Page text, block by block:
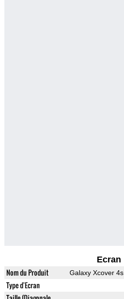
Ecran
Nom du Produit Galaxy Xcover 4s
Type d'Ecran